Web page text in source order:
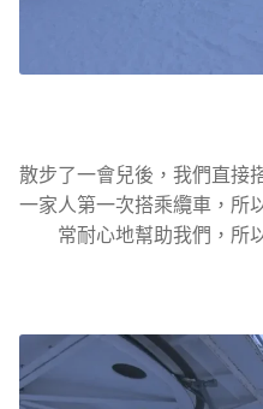
散步了一會兒後，我們直接
一家人第一次搭乘纜車，所
常耐心地幫助我們，所